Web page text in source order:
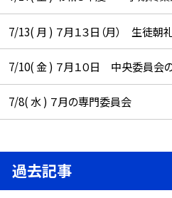
7/13( 月 ) ７月１３日（月） 生徒朝
7/10( 金 ) ７月１０日 中央委員会
7/8( 水 ) ７月の専門委員会
過去記事